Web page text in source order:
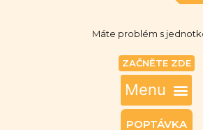
Máte problém s
ZAČNĚTE ZDE
POPTÁVKA